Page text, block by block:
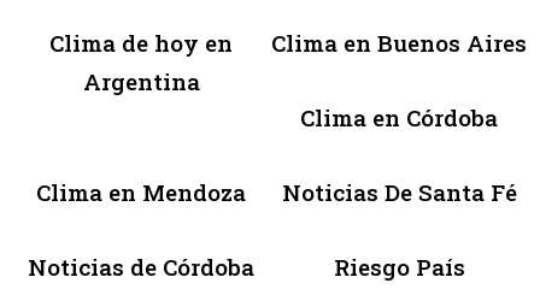
Clima de hoy en
Argentina
Clima en Buenos Aires
Clima en Córdoba
Clima en Mendoza Noticias De Santa Fé
Noticias de Córdoba Riesgo País